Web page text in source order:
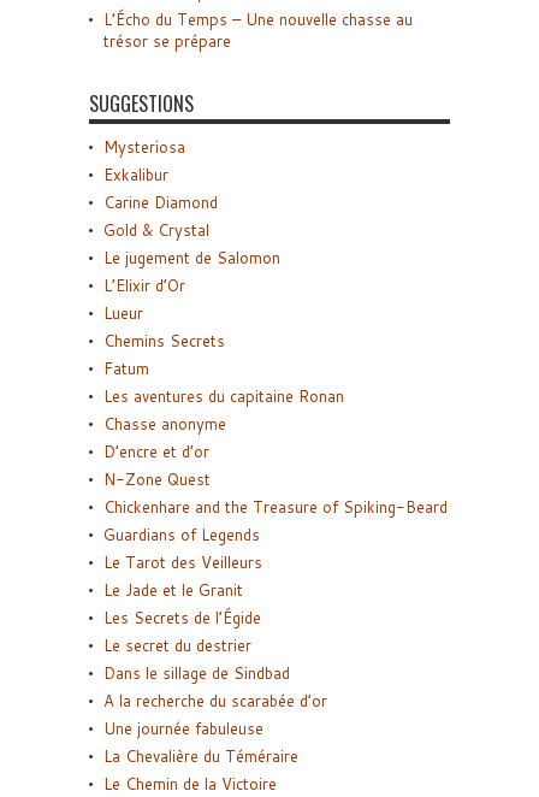
L’Écho du Temps – Une nouvelle chasse au
trésor se prépare
SUGGESTIONS
Mysteriosa
Exkalibur
Carine Diamond
Gold & Crystal
Le jugement de Salomon
L’Elixir d’Or
Lueur
Chemins Secrets
Fatum
Les aventures du capitaine Ronan
Chasse anonyme
D’encre et d’or
N-Zone Quest
Chickenhare and the Treasure of Spiking-Beard
Guardians of Legends
Le Tarot des Veilleurs
Le Jade et le Granit
Les Secrets de l’Égide
Le secret du destrier
Dans le sillage de Sindbad
A la recherche du scarabée d’or
Une journée fabuleuse
La Chevalière du Téméraire
Le Chemin de la Victoire